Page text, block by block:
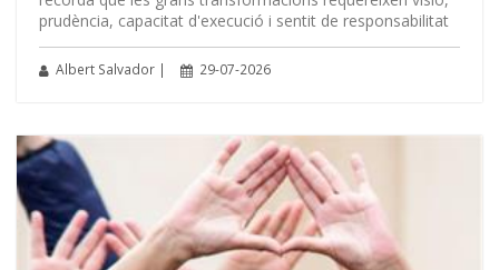
prudència, capacitat d'execució i sentit de responsabilitat
Albert Salvador | 29-07-2026